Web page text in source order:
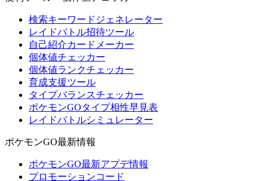
検索キーワードジェネレーター
レイドバトル招待ツール
自己紹介カードメーカー
個体値チェッカー
個体値ランクチェッカー
育成支援ツール
タイプバランスチェッカー
ポケモンGOタイプ相性早見表
レイドバトルシミュレーター
ポケモンGO最新情報
ポケモンGO最新アプデ情報
プロモーションコード